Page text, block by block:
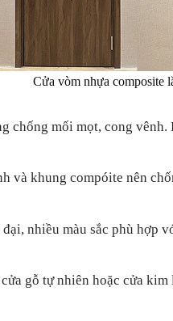
Cửa vòm nhựa composite
chống mối mọt, cong
và khung compóite nên
nhiều màu sắc phù hợp
gỗ tự nhiên hoặc cửa